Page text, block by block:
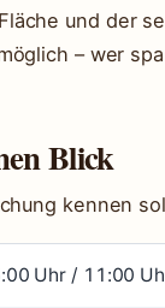
und der
– wer
Blick
kennen
Uhr / 11:00